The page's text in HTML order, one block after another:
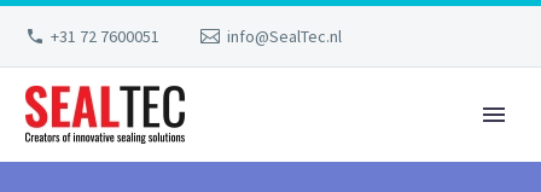
+31 72 7600051 info@SealTec.nl